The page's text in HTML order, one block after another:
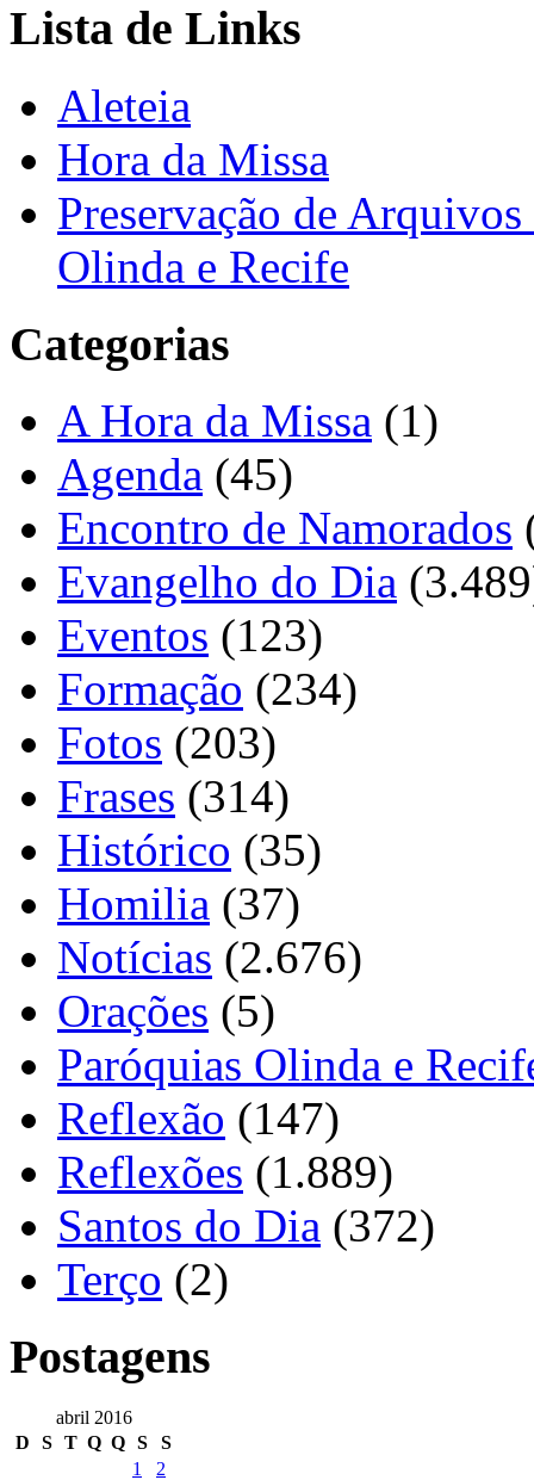
Lista de Links
Aleteia
Hora da Missa
Preservação de
Olinda e Recife
Categorias
A Hora da Missa (1)
Agenda (45)
Encontro de Namorados
Evangelho do Dia
Eventos (123)
Formação (234)
Fotos (203)
Frases (314)
Histórico (35)
Homilia (37)
Notícias (2.676)
Orações (5)
Paróquias Olinda e
Reflexão (147)
Reflexões (1.889)
Santos do Dia (372)
Terço (2)
Postagens
abril 2016
D
S T Q Q S
S
1
2